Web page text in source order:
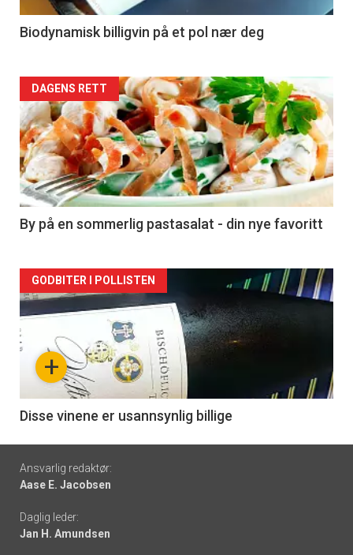
4
Biodynamisk billigvin på et pol nær deg
Forsiden
akkurat
nå
-
5
DAGENS RETT
By på en sommerlig pastasalat - din nye favoritt
Forsiden
akkurat
nå
6
+
GODBITER I POLLISTEN
Disse vinene er usannsynlig billige
Footer
-
links
Ansvarlig redaktør:
Aase E. Jacobsen
Daglig leder:
Jan H. Amundsen